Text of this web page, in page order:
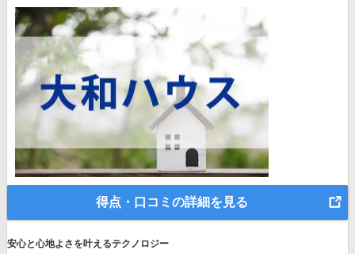
得点・口コミの詳細を見る
安心と心地よさを叶えるテクノロジー